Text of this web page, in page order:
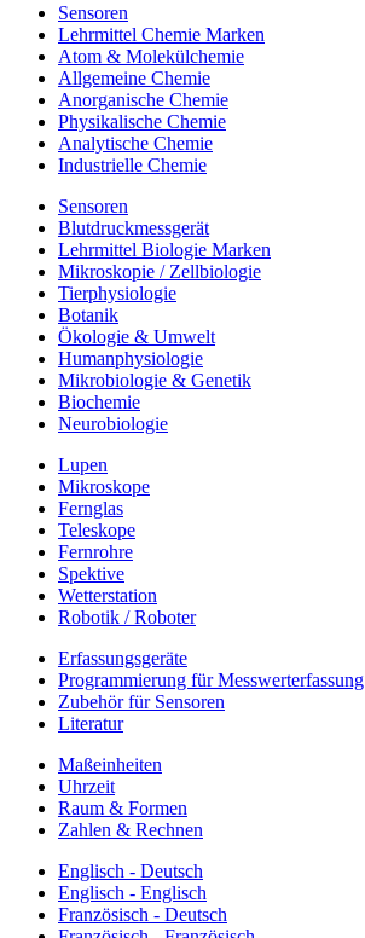
Sensoren
Lehrmittel Chemie Marken
Atom & Molekülchemie
Allgemeine Chemie
Anorganische Chemie
Physikalische Chemie
Analytische Chemie
Industrielle Chemie
Sensoren
Blutdruckmessgerät
Lehrmittel Biologie Marken
Mikroskopie / Zellbiologie
Tierphysiologie
Botanik
Ökologie & Umwelt
Humanphysiologie
Mikrobiologie & Genetik
Biochemie
Neurobiologie
Lupen
Mikroskope
Fernglas
Teleskope
Fernrohre
Spektive
Wetterstation
Robotik / Roboter
Erfassungsgeräte
Programmierung für Messwerterfassung
Zubehör für Sensoren
Literatur
Maßeinheiten
Uhrzeit
Raum & Formen
Zahlen & Rechnen
Englisch - Deutsch
Englisch - Englisch
Französisch - Deutsch